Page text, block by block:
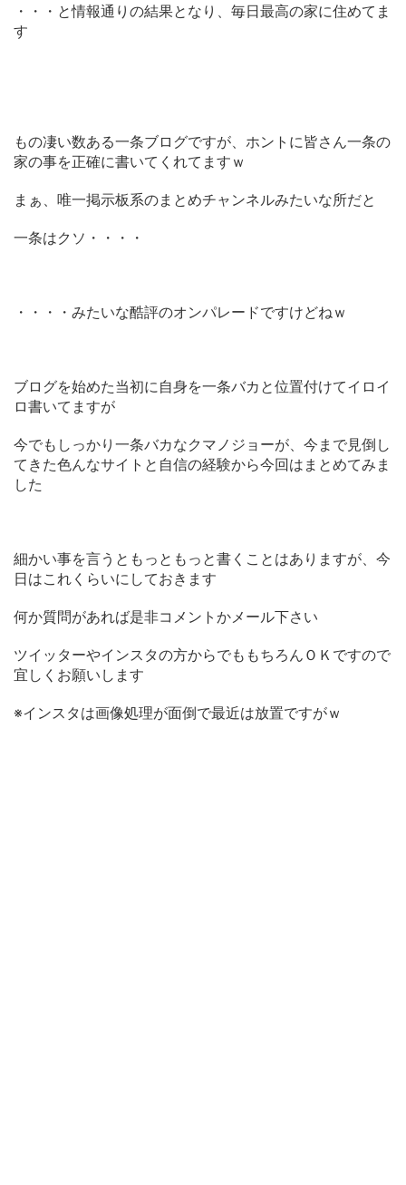
・・・と情報通りの結果となり、毎日最高の家に住めてま
す
もの凄い数ある一条ブログですが、ホントに皆さん一条の
家の事を正確に書いてくれてますｗ
まぁ、唯一掲示板系のまとめチャンネルみたいな所だと
一条はクソ・・・・
・・・・みたいな酷評のオンパレードですけどねｗ
ブログを始めた当初に自身を一条バカと位置付けてイロイ
ロ書いてますが
今でもしっかり一条バカなクマノジョーが、今まで見倒し
てきた色んなサイトと自信の経験から今回はまとめてみま
した
細かい事を言うともっともっと書くことはありますが、今
日はこれくらいにしておきます
何か質問があれば是非コメントかメール下さい
ツイッターやインスタの方からでももちろんＯＫですので
宜しくお願いします
※インスタは画像処理が面倒で最近は放置ですがｗ